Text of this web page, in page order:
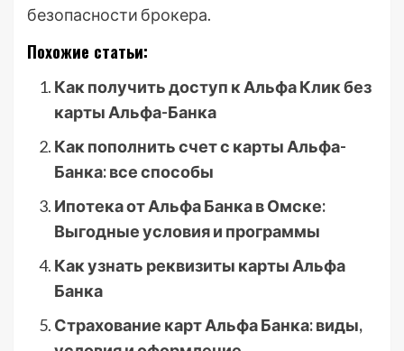
безопасности брокера.
Похожие статьи:
Как получить доступ к Альфа Клик без
карты Альфа-Банка
Как пополнить счет с карты Альфа-
Банка: все способы
Ипотека от Альфа Банка в Омске:
Выгодные условия и программы
Как узнать реквизиты карты Альфа
Банка
Страхование карт Альфа Банка: виды,